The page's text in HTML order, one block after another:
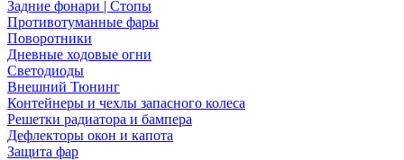
Задние фонари | Стопы
Противотуманные фары
Поворотники
Дневные ходовые огни
Светодиоды
Внешний Тюнинг
Контейнеры и чехлы запасного колеса
Решетки радиатора и бампера
Дефлекторы окон и капота
Защита фар